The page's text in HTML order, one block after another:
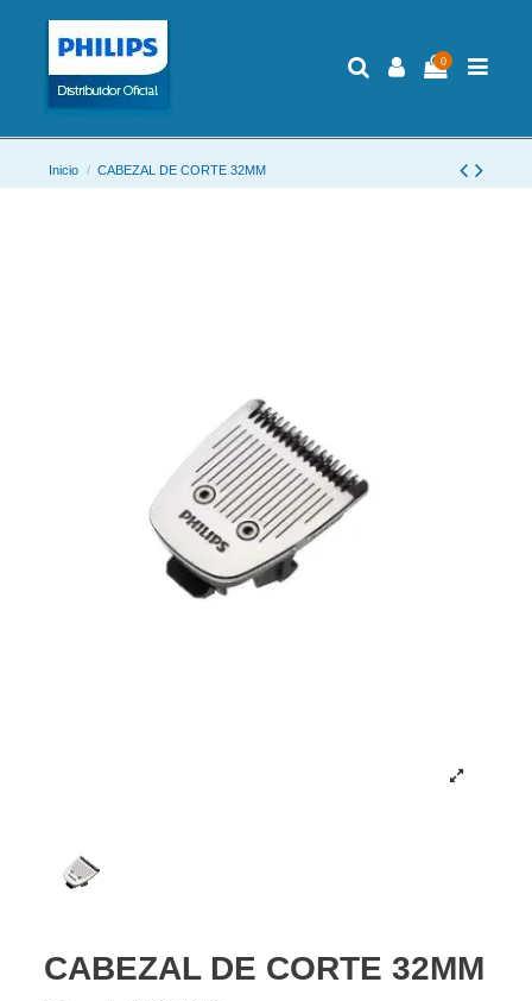
0
Inicio CABEZAL DE CORTE 32MM
CABEZAL DE CORTE 32MM